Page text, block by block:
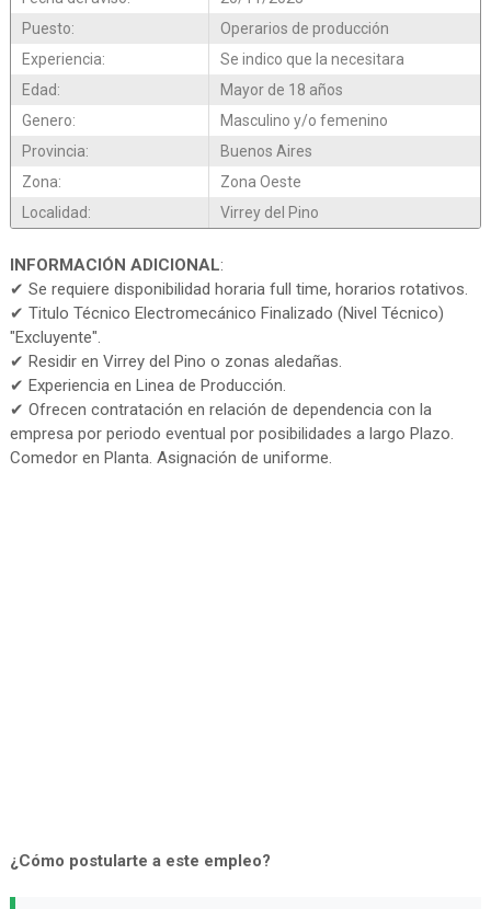
Puesto:
Operarios de producción
Experiencia:
Se indico que la necesitara
Edad:
Mayor de 18 años
Genero:
Masculino y/o femenino
Provincia:
Buenos Aires
Zona:
Zona Oeste
Localidad:
Virrey del Pino
INFORMACIÓN ADICIONAL:
✔ Se requiere disponibilidad horaria full time, horarios rotativos.
✔ Titulo Técnico Electromecánico Finalizado (Nivel Técnico)
"Excluyente".
✔ Residir en Virrey del Pino o zonas aledañas.
✔ Experiencia en Linea de Producción.
✔ Ofrecen contratación en relación de dependencia con la
empresa por periodo eventual por posibilidades a largo Plazo.
Comedor en Planta. Asignación de uniforme.
¿Cómo postularte a este empleo?